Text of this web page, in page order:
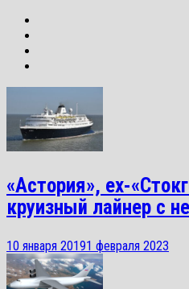
«Астория», ex-
круизный лайнер с
10 января 20191 февраля 2023